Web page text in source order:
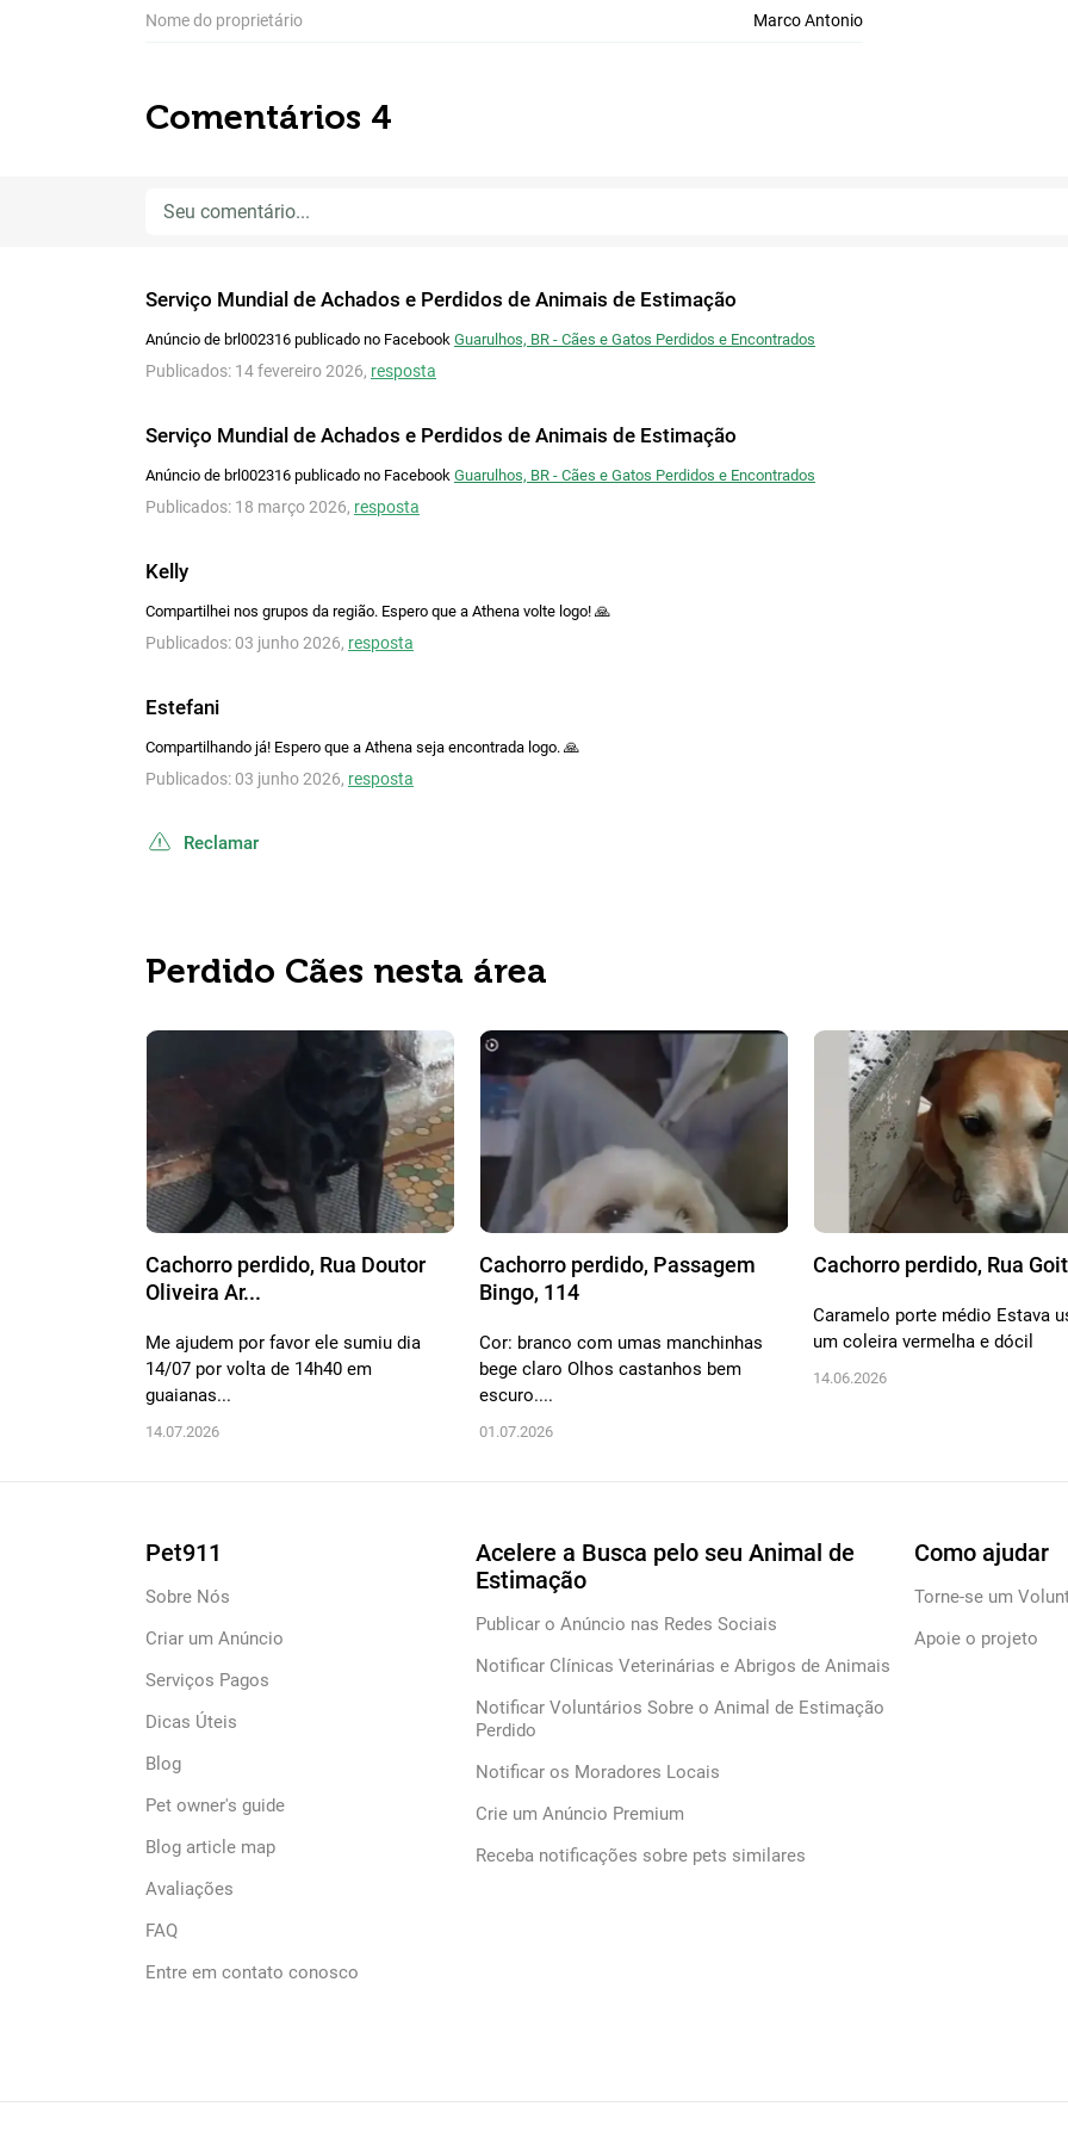
Nome do proprietário Marco Antonio
Comentários 4
Serviço Mundial de Achados e Perdidos de Animais de Estimação
Anúncio de brl002316 publicado no Facebook Guarulhos, BR - Cães e Gatos Perdidos e Encontrados
Publicados: 14 fevereiro 2026, resposta
Serviço Mundial de Achados e Perdidos de Animais de Estimação
Anúncio de brl002316 publicado no Facebook Guarulhos, BR - Cães e Gatos Perdidos e Encontrados
Publicados: 18 março 2026, resposta
Kelly
Compartilhei nos grupos da região. Espero que a Athena volte logo! 🙏
Publicados: 03 junho 2026, resposta
Estefani
Compartilhando já! Espero que a Athena seja encontrada logo. 🙏
Publicados: 03 junho 2026, resposta
Reclamar
Perdido Cães nesta área
Cachorro perdido, Rua Doutor
Oliveira Ar...
Me ajudem por favor ele sumiu dia
14/07 por volta de 14h40 em
guaianas...
14.07.2026
Cachorro perdido, Passagem
Bingo, 114
Cor: branco com umas manchinhas
bege claro Olhos castanhos bem
escuro....
01.07.2026
Cachorro perdido, Rua
Caramelo porte médio Estava
um coleira vermelha e dócil
14.06.2026
Enviar link para bate-papos
temáticos e redes sociais a fim de encontrar animais de
Registrar
Pet911
Sobre Nós
Criar um Anúncio
Serviços Pagos
Dicas Úteis
Blog
Pet owner's guide
Blog article map
Avaliações
FAQ
Entre em contato conosco
Acelere a Busca pelo seu Animal de
Estimação
Publicar o Anúncio nas Redes Sociais
Notificar Clínicas Veterinárias e Abrigos de Animais
Notificar Voluntários Sobre o Animal de Estimação
Perdido
Notificar os Moradores Locais
Crie um Anúncio Premium
Receba notificações sobre pets similares
Como ajudar
Torne-se um
Apoie o projeto